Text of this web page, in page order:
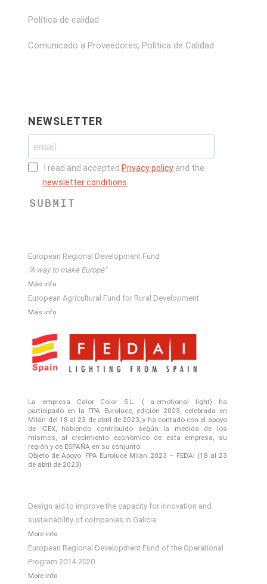
Política de calidad
Comunicado a Proveedores, Política de Calidad
NEWSLETTER
I read and accepted Privacy policy and the
newsletter conditions
SUBMIT
European Regional Development Fund
"A way to make Europe"
Más info
European Agricultural Fund for Rural Development
Más info
La empresa Calor Color S.L. ( a-emotional light) ha
participado en la FPA Euroluce, edición 2023, celebrada en
Milán del 18 al 23 de abril de 2023, y ha contado con el apoyo
de ICEX, habiendo contribuido según la medida de los
mismos, al crecimiento económico de esta empresa, su
región y de ESPAÑA en su conjunto.
Objeto de Apoyo: FPA Euroluce Milan 2023 – FEDAI (18 al 23
de abril de 2023)
Design aid to improve the capacity for innovation and
sustainability of companies in Galicia
More info
European Regional Development Fund of the Operational
Program 2014-2020
More info